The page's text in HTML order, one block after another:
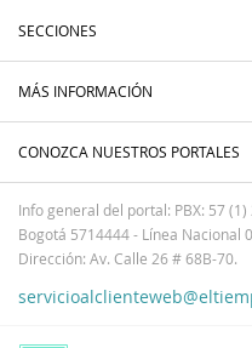
SECCIONES
MÁS INFORMACIÓN
CONOZCA NUESTROS PORTALES
Info general del portal: PBX: 57 (1)
Bogotá 5714444 - Línea Nacional
Dirección: Av. Calle 26 # 68B-70.